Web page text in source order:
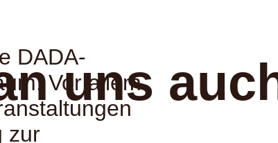
uns
DADA-
Vor allem
zur